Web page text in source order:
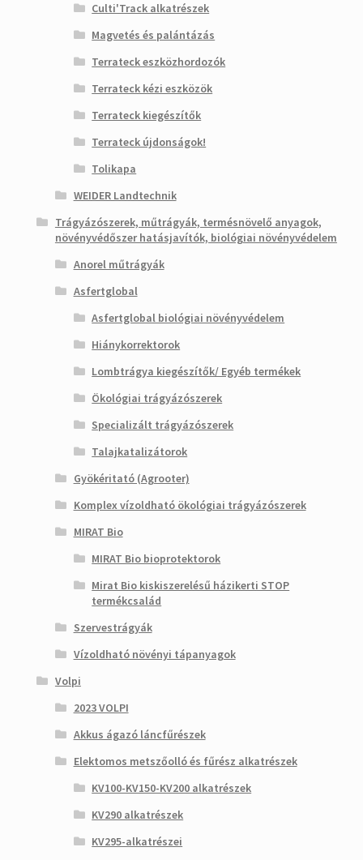
Culti'Track alkatrészek
Magvetés és palántázás
Terrateck eszközhordozók
Terrateck kézi eszközök
Terrateck kiegészítők
Terrateck újdonságok!
Tolikapa
WEIDER Landtechnik
Trágyázószerek, műtrágyák, termésnövelő anyagok,
növényvédőszer hatásjavítók, biológiai növényvédelem
Anorel műtrágyák
Asfertglobal
Asfertglobal biológiai növényvédelem
Hiánykorrektorok
Lombtrágya kiegészítők/ Egyéb termékek
Ökológiai trágyázószerek
Specializált trágyázószerek
Talajkatalizátorok
Gyökéritató (Agrooter)
Komplex vízoldható ökológiai trágyázószerek
MIRAT Bio
MIRAT Bio bioprotektorok
Mirat Bio kiskiszerelésű házikerti STOP
termékcsalád
Szervestrágyák
Vízoldható növényi tápanyagok
Volpi
2023 VOLPI
Akkus ágazó láncfűrészek
Elektomos metszőolló és fűrész alkatrészek
KV100-KV150-KV200 alkatrészek
KV290 alkatrészek
KV295-alkatrészei